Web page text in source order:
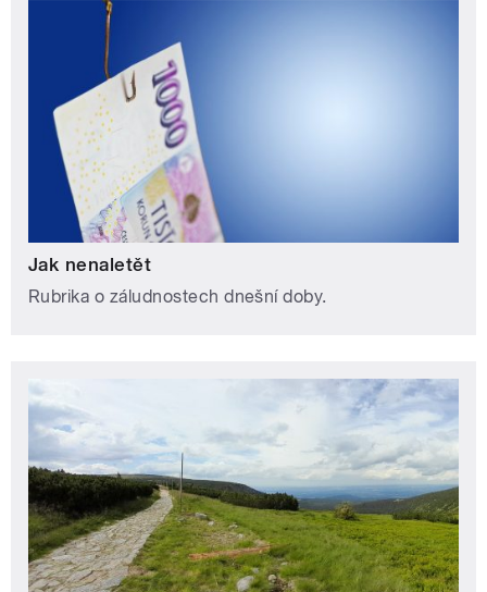
Jak nenaletět
Rubrika o záludnostech dnešní doby.